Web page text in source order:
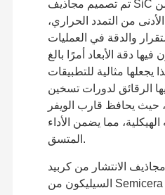
تم تصميم مجاذيف SiC من Semicera
من التمدد الحراري،
والدقة في العمليات
فيها دقة الأبعاد أمرًا بالغ
يجعلها مثالية للتطبيقات
الرقائق لدورات تسخين
حيث يحافظ قارب الويفر
مما يضمن الأداء
المتسق.
الانتشار من كربيد
السيليكون من Semicera إلى خط الإنتاج